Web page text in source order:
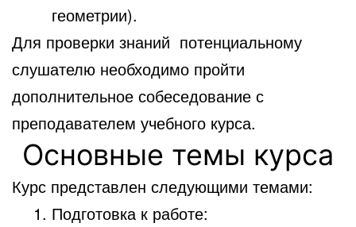
геометрии).
Для проверки знаний потенциальному
слушателю необходимо пройти
дополнительное собеседование с
преподавателем учебного курса.
Основные темы курса
Курс представлен следующими темами:
Подготовка к работе: